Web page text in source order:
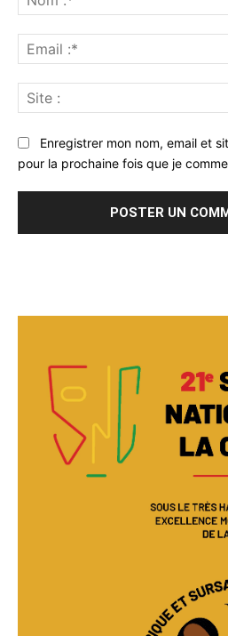
Enregistrer mon nom, email et
pour la prochaine fois que je